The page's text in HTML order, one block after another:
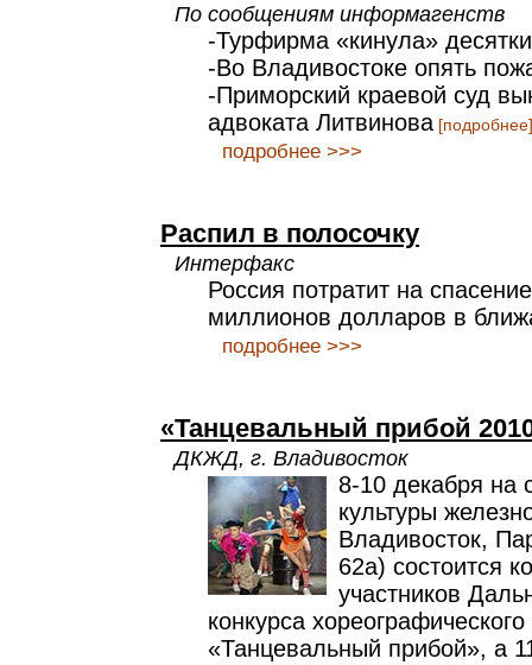
По сообщениям информагенств
-Турфирма «кинула»
-Во Владивостоке опять
-Приморский краевой суд
адвоката Литвинова [подробнее]
подробнее >>>
Распил в полосочку
Интерфакс
Россия потратит на
миллионов долларов в
подробнее >>>
«Танцевальный прибой
ДКЖД, г. Владивосток
8-10 декабря на
культуры
Владивосток,
62а) состоится
участников
конкурса хореографического
«Танцевальный прибой», а